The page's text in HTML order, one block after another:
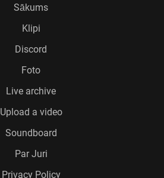
Sākums
Klipi
Discord
Foto
Live archive
Upload a video
Soundboard
Par Juri
Privacy Policy